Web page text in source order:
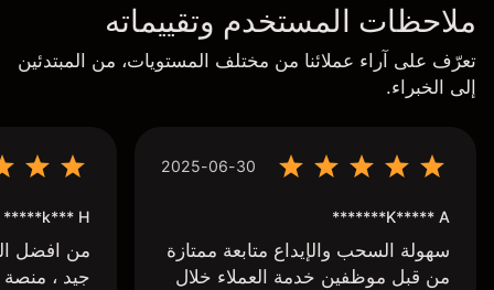
ملاحظات المستخدم وتقييماته
تعرّف على آراء عملائنا من مختلف المستويات، من المبتدئين
إلى الخبراء.
2025-06-30
K***** A*******
سهولة السحب والإيداع متابعة ممتازة
من قبل موظفين خدمة العملاء خلال
k*** H*****
من افضل
جيد ،